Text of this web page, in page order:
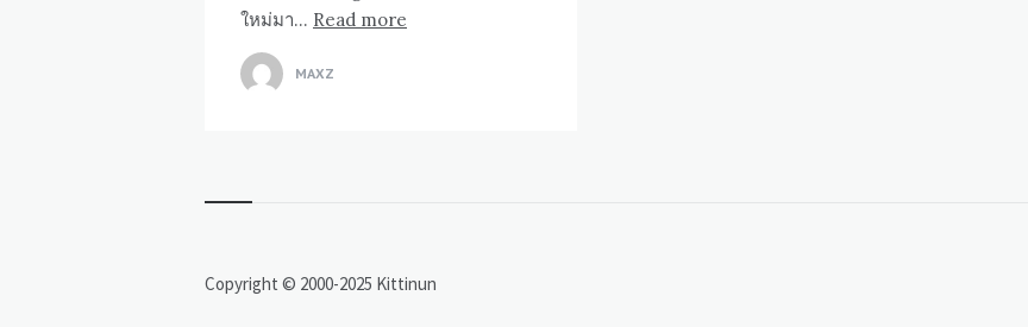
ใหม่มา… Read more
MAXZ
Copyright © 2000-2025 Kittinun